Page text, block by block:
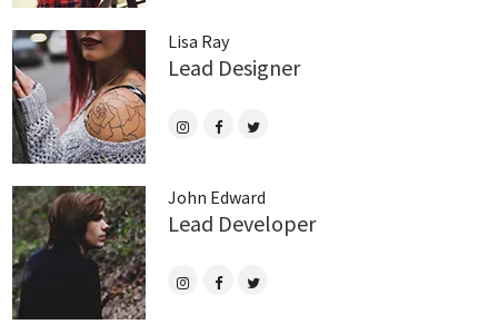
Lisa Ray
Lead Designer
John Edward
Lead Developer